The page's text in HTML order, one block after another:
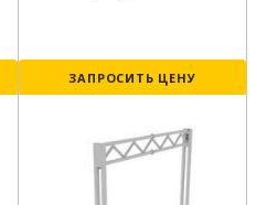
ЗАПРОСИТЬ ЦЕНУ